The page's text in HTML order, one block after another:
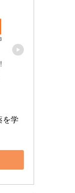
を学